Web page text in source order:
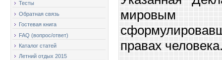
Тесты
Обратная связь
Гостевая книга
FAQ (вопрос/ответ)
Каталог статей
Летний отдых 2015
мировым
правах